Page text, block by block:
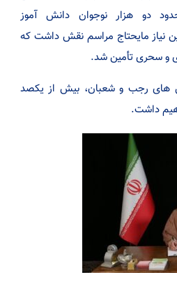
دو هزار نوجوان دانش آموز
نیاز مایحتاج مراسم نقش داشت که
و سحری تأمین شد.
های رجب و شعبان، بیش از یکصد
داشت.